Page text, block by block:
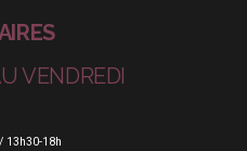
VENDREDI
13h30-18h